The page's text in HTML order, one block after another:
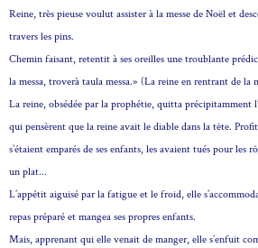
Reine, très pieuse voulut assister à la messe de Noël et
travers les pins.
Chemin faisant, retentit à ses oreilles une troublante
la messa, troverà taula messa.» (La reine en rentrant de la
La reine, obsédée par la prophétie, quitta précipitamment
qui pensèrent que la reine avait le diable dans la tête.
s’étaient emparés de ses enfants, les avaient tués pour
un plat...
L’appétit aiguisé par la fatigue et le froid, elle
repas préparé et mangea ses propres enfants.
Mais, apprenant qui elle venait de manger, elle s’enfuit